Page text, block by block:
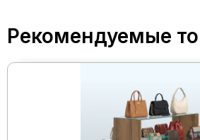
Рекомендуемые